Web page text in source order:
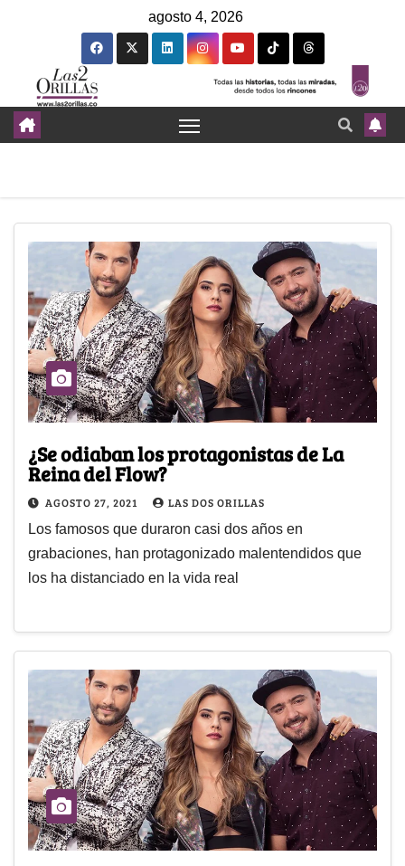
agosto 4, 2026
¿Se odiaban los protagonistas de La
Reina del Flow?
AGOSTO 27, 2021 LAS DOS ORILLAS
Los famosos que duraron casi dos años en
grabaciones, han protagonizado malentendidos que
los ha distanciado en la vida real